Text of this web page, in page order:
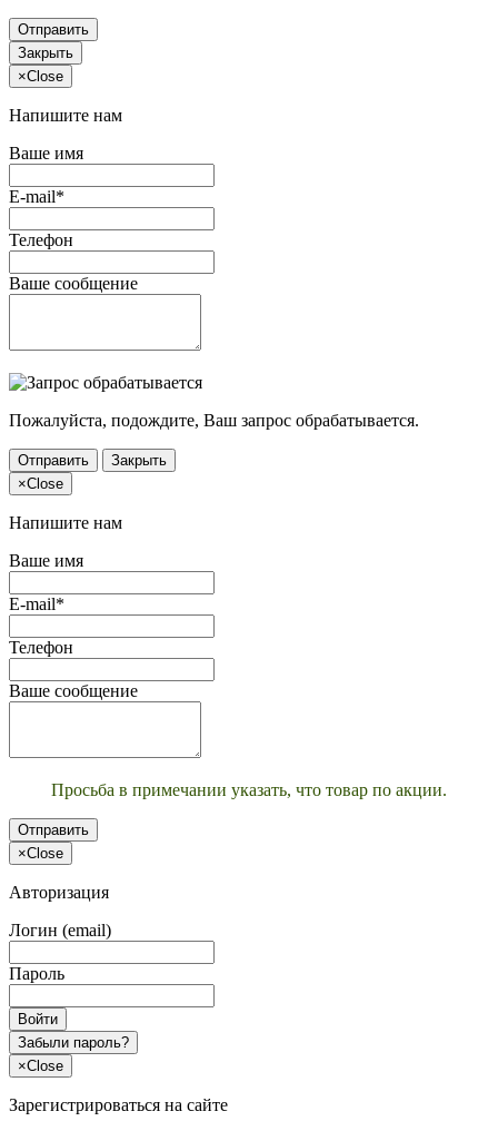
Отправить
Закрыть
×Close
Напишите нам
Ваше имя
E-mail*
Телефон
Ваше сообщение
Пожалуйста, подождите, Ваш запрос обрабатывается.
Отправить
Закрыть
×Close
Напишите нам
Ваше имя
E-mail*
Телефон
Ваше сообщение
Просьба в примечании указать, что товар по акции.
Отправить
×Close
Авторизация
Логин (email)
Пароль
Войти
Забыли пароль?
×Close
Зарегистрироваться на сайте